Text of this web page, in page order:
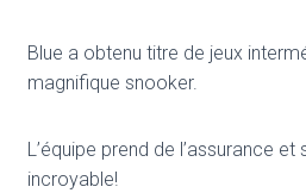
Blue a obtenu titre de jeux
magnifique snooker.
L’équipe prend de l’assurance
incroyable!